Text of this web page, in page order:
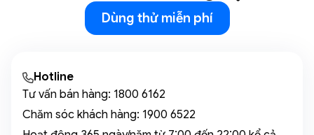
Dùng thử miễn phí
Hotline
Tư vấn bán hàng: 1800 6162
Chăm sóc khách hàng: 1900 6522